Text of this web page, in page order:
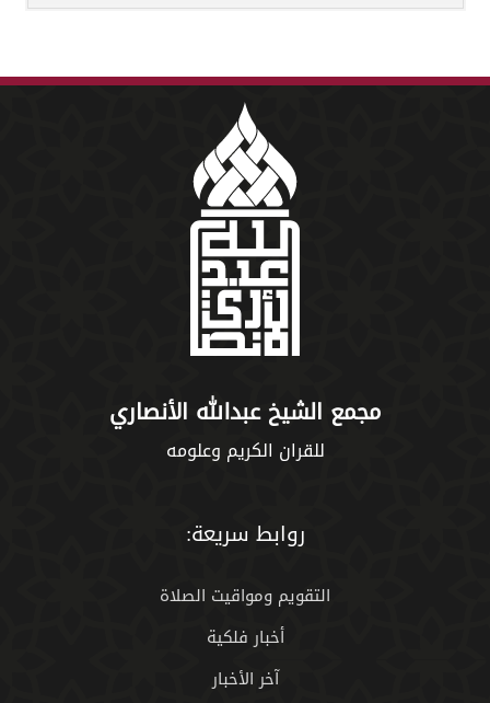
مجمع الشيخ عبدالله الأنصاري
للقران الكريم وعلومه
روابط سريعة:
التقويم ومواقيت الصلاة
أخبار فلكية
آخر الأخبار